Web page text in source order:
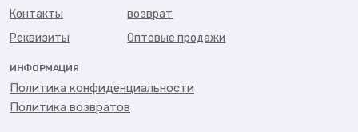
Контакты
Реквизиты
возврат
Оптовые продажи
ИНФОРМАЦИЯ
Политика конфиденциальности
Политика возвратов